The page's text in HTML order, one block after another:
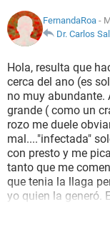
NUTRICIÓN
SEXUALIDAD
GLOSARIO
FernandaRoa -
Dr. Carlos
Hola, resulta que
cerca del ano (es
no muy abundante.
grande ( como un
rozo me duele
mal...."infectada"
con presto y me
tanto que me
que tenia la llaga
yo quien la generó.
pero utilizamos
de lo normal,